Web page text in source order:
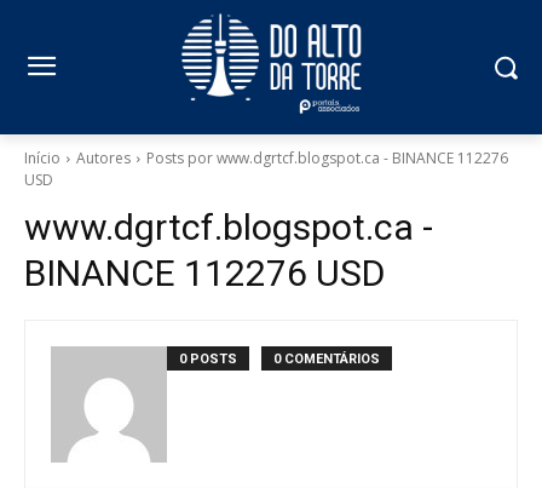
Início Autores
Posts por www.dgrtcf.blogspot.ca - BINANCE 112276
USD
www.dgrtcf.blogspot.ca -
BINANCE 112276 USD
0 POSTS 0 COMENTÁRIOS